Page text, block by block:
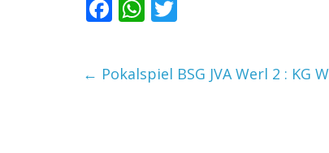
F
e
b
W
at
s
itt
er
← Pokalspiel BSG JVA Werl 2 : KG